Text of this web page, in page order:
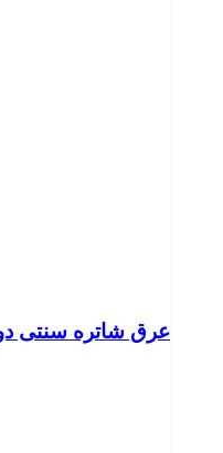
عرق شاتره سنتی دو آتشه ۹۰۰